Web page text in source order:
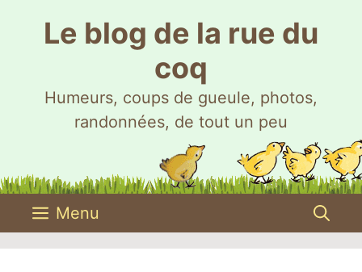
Le blog de la rue du
coq
Humeurs, coups de gueule, photos,
randonnées, de tout un peu
Menu